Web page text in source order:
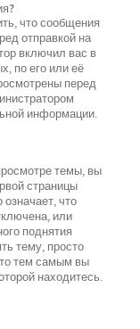
что сообщения
отправкой на
включил вас в
по его или её
перед
информации.
темы, вы
страницы
что
или
поднятия
тему, просто
тем самым вы
находитесь.